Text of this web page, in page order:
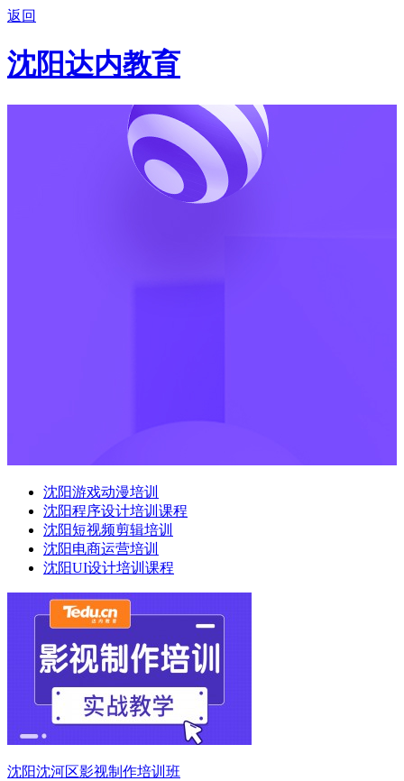
返回
沈阳达内教育
沈阳游戏动漫培训
沈阳程序设计培训课程
沈阳短视频剪辑培训
沈阳电商运营培训
沈阳UI设计培训课程
沈阳沈河区影视制作培训班